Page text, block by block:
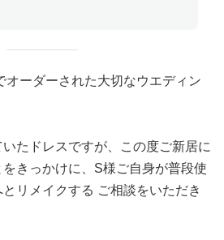
オーダーされた大切なウエディン
たドレスですが、この度ご新居に
きっかけに、S様ご自身が普段使
リメイクする ご相談をいただき